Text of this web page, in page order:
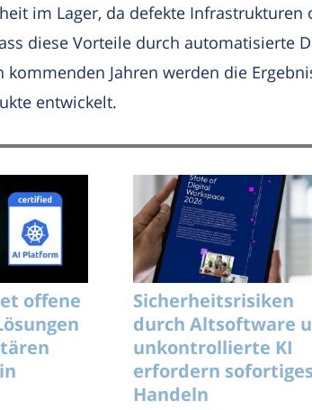
im Lager, da defekte
diese Vorteile durch automatisierte
Jahren werden die
entwickelt.
offene
Sicherheitsrisiken
durch Altsoftware
unkontrollierte KI
erfordern
Handeln